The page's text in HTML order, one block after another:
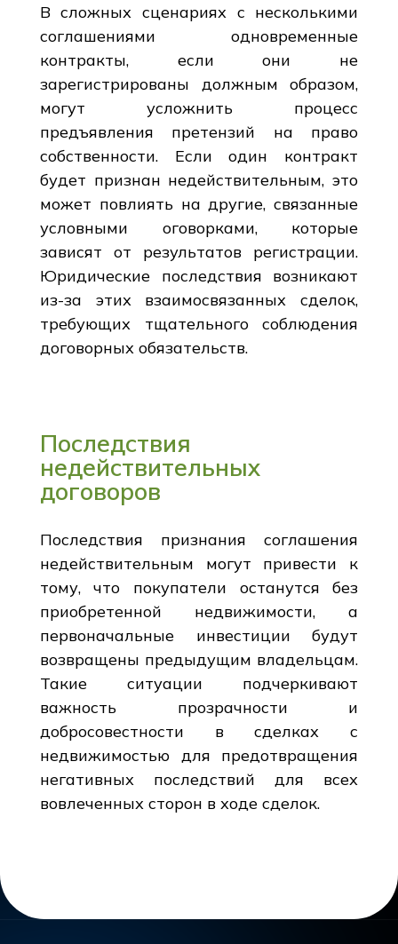
В сложных сценариях с несколькими
соглашениями одновременные
контракты, если они не
зарегистрированы должным образом,
могут усложнить процесс
предъявления претензий на право
собственности. Если один контракт
будет признан недействительным, это
может повлиять на другие, связанные
условными оговорками, которые
зависят от результатов регистрации.
Юридические последствия возникают
из-за этих взаимосвязанных сделок,
требующих тщательного соблюдения
договорных обязательств.
Последствия
недействительных
договоров
Последствия признания соглашения
недействительным могут привести к
тому, что покупатели останутся без
приобретенной недвижимости, а
первоначальные инвестиции будут
возвращены предыдущим владельцам.
Такие ситуации подчеркивают
важность прозрачности и
добросовестности в сделках с
недвижимостью для предотвращения
негативных последствий для всех
вовлеченных сторон в ходе сделок.